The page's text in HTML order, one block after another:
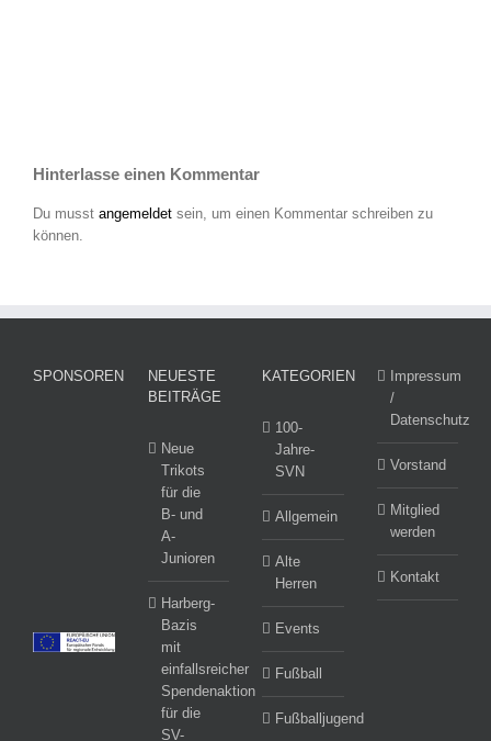
Hinterlasse einen Kommentar
Du musst angemeldet sein, um einen Kommentar schreiben zu
können.
SPONSOREN
NEUESTE
BEITRÄGE
Neue
Trikots
für die
B- und
A-
Junioren
Harberg-
Bazis
mit
einfallsreicher
Spendenaktion
für die
SV-
KATEGORIEN
100-
Jahre-
SVN
Allgemein
Alte
Herren
Events
Fußball
Fußballjugend
Impressum
/
Datenschutz
Vorstand
Mitglied
werden
Kontakt